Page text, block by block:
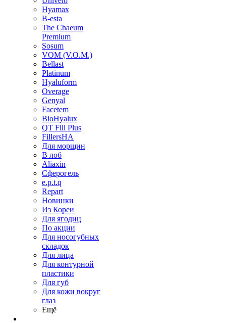
Hyamax
B-esta
The Chaeum
Premium
Sosum
VOM (V.O.M.)
Bellast
Platinum
Hyaluform
Overage
Genyal
Facetem
BioHyalux
QT Fill Plus
FillersHA
Для морщин
В лоб
Aliaxin
Сферогель
e.p.t.q
Repart
Новинки
Из Кореи
Для ягодиц
По акции
Для носогубных
складок
Для лица
Для контурной
пластики
Для губ
Для кожи вокруг
глаз
Ещё